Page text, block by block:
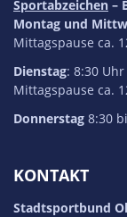
Sportabzeichen –
Montag und
Mittagspause ca.
Dienstag: 8:30
Mittagspause ca.
Donnerstag 8:30
KONTAKT
Stadtsportbund